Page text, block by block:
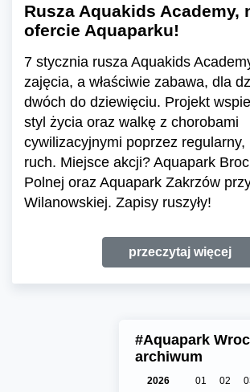
Rusza Aquakids Academy,
ofercie Aquaparku!
7 stycznia rusza Aquakids
zajęcia, a właściwie zabawa, dla
dwóch do dziewięciu. Projekt
styl życia oraz walkę z chorobami
cywilizacyjnymi poprzez regularny,
ruch. Miejsce akcji? Aquapark
Polnej oraz Aquapark Zakrzów
Wilanowskiej. Zapisy ruszyły!
przeczytaj więcej
#Aquapark
archiwum
2026 01 02